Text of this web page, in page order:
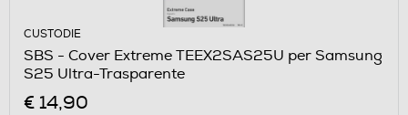
CUSTODIE
SBS - Cover Extreme TEEX2SAS25U per Samsung
S25 Ultra-Trasparente
€ 14,90